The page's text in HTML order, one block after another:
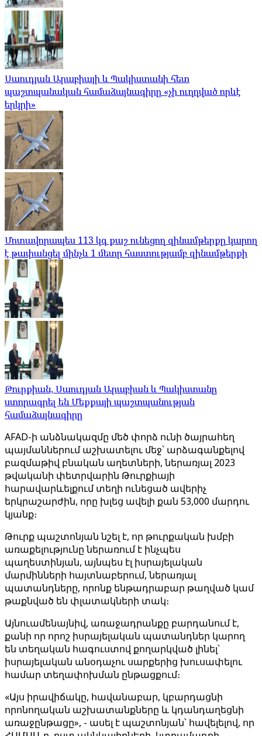
Սաուդյան Արաբիայի և Պակիստանի հետ
պաշտպանական համաձայնագիրը «չի ուղղված որևէ
երկրի»
Մոտավորապես 113 կգ քաշ ունեցող զինամթերքը կարող
է թափանցել մինչև 1 մետր հաստությամբ զինամթերքի
Թուրքիան, Սաուդյան Արաբիան և Պակիստանը
ստորագրել են Մեքքայի պաշտպանության
համաձայնագիրը
AFAD-ի անձնակազմը մեծ փորձ ունի ծայրահեղ
պայմաններում աշխատելու մեջ՝ արձագանքելով
բազմաթիվ բնական աղետների, ներառյալ 2023
թվականի փետրվարին Թուրքիայի
հարավարևելքում տեղի ունեցած ավերիչ
երկրաշարժին, որը խլեց ավելի քան 53,000 մարդու
կյանք։
Թուրք պաշտոնյան նշել է, որ թուրքական խմբի
առաքելությունը ներառում է ինչպես
պաղեստինյան, այնպես էլ իսրայելական
մարմինների հայտնաբերում, ներառյալ
պատանդները, որոնք ենթադրաբար թաղված կամ
թաքնված են փլատակների տակ։
Այնուամենայնիվ, առաջադրանքը բարդանում է,
քանի որ որոշ իսրայելական պատանդներ կարող
են տեղական հագուստով քողարկված լինել՝
իսրայելական անօդաչու սարքերից խուսափելու
համար տեղափոխման ընթացքում։
«Այս իրավիճակը, հավանաբար, կբարդացնի
որոնողական աշխատանքները և կդանդաղեցնի
առաջընթացը», - ասել է պաշտոնյան՝ հավելելով, որ